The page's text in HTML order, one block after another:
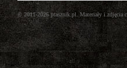
© 2011-2026 ptasznik.pl. Materiały i zdjęcia